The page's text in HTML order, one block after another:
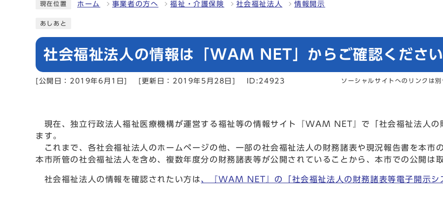
現在位置 ホーム 事業者の方へ 福祉・介護保険 社会福祉法人 情報開示
あしあと
社会福祉法人の情報は「WAM NET」からご確認くださ
[公開日：2019年6月1日] [更新日：2019年5月28日] ID:24923 ソーシャルサイトへのリンクは
現在、独立行政法人福祉医療機構が運営する福祉等の情報サイト『WAM NET』で「社会福祉法人の
ます。
これまで、各社会福祉法人のホームページの他、一部の社会福祉法人の財務諸表や現況報告書を本市
本市所管の社会福祉法人を含め、複数年度分の財務諸表等が公開されていることから、本市での公開は
社会福祉法人の情報を確認されたい方は、『WAM NET』の「社会福祉法人の財務諸表等電子開示シ